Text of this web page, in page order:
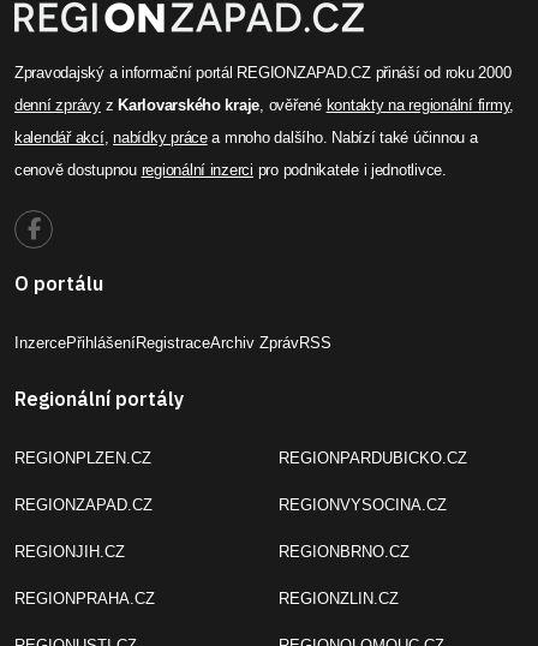
Zpravodajský a informační portál REGIONZAPAD.CZ přináší od roku 2000
denní zprávyzKarlovarského kraje , ověřené kontakty na regionální firmy,
kalendář akcí,nabídky prácea mnoho dalšího. Nabízí také účinnou a
cenově dostupnou regionální inzerci pro podnikatele i jednotlivce.
O portálu
InzercePřihlášeníRegistraceArchiv ZprávRSS
Regionální portály
REGIONPLZEN.CZ
REGIONZAPAD.CZ
REGIONJIH.CZ
REGIONPRAHA.CZ
REGIONPARDUBICKO.CZ
REGIONVYSOCINA.CZ
REGIONBRNO.CZ
REGIONZLIN.CZ